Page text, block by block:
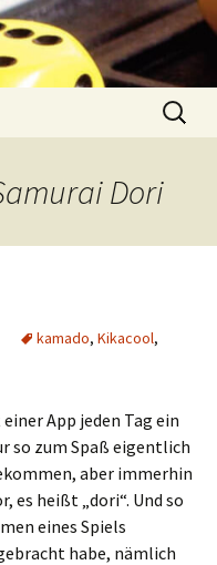
Suchen
nach:
Dori
kamado, Kikacool,
App jeden Tag ein
so zum Spaß eigentlich
aber immerhin
es heißt „dori“. Und so
eines Spiels
habe, nämlich